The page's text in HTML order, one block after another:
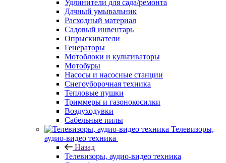
Удлинители для сада/ремонта
Дачный умывальник
Расходный материал
Садовый инвентарь
Опрыскиватели
Генераторы
Мотоблоки и культиваторы
Мотобуры
Насосы и насосные станции
Снегоуборочная техника
Тепловые пушки
Триммеры и газонокосилки
Воздуходувки
Сабельные пилы
Телевизоры,
аудио-видео техника
Назад
Телевизоры, аудио-видео техника